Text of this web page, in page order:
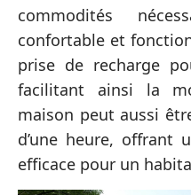
commodités
confortable et
prise de recharge
facilitant ainsi la
maison peut aussi
d’une heure, offrant
efficace pour un